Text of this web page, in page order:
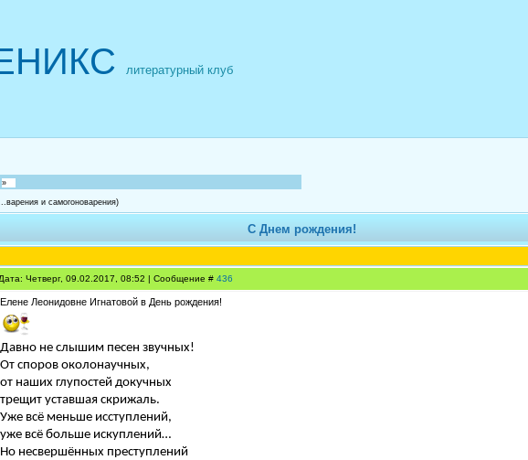
литературный клуб
»
и самогоноварения)
С Днем рождения!
Дата: Четверг, 09.02.2017, 08:52 | Сообщение # 436
Елене Леонидовне Игнатовой в День рождения!
Давно не слышим песен звучных!
От споров околонаучных,
от наших глупостей докучных
трещит уставшая скрижаль.
Уже всё меньше исступлений,
уже всё больше искуплений…
Но несвершённых преступлений